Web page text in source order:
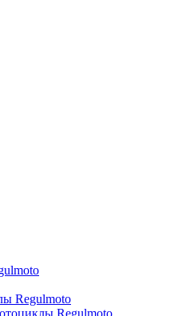
Regulmoto
Regulmoto